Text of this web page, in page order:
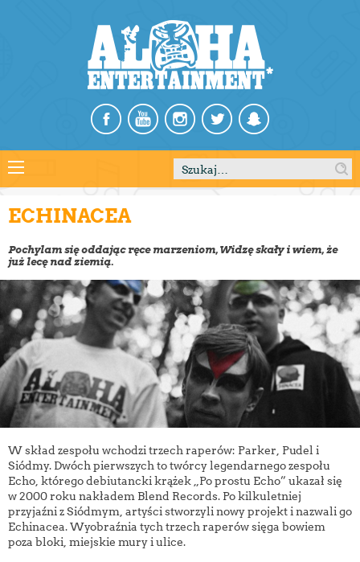
Szukaj:
ECHINACEA
Pochylam się oddając ręce marzeniom, Widzę skały i wiem, że
już lecę nad ziemią.
W skład zespołu wchodzi trzech raperów: Parker, Pudel i
Siódmy. Dwóch pierwszych to twórcy legendarnego zespołu
Echo, którego debiutancki krążek „Po prostu Echo” ukazał się
w 2000 roku nakładem Blend Records. Po kilkuletniej
przyjaźni z Siódmym, artyści stworzyli nowy projekt i nazwali go
Echinacea. Wyobraźnia tych trzech raperów sięga bowiem
poza bloki, miejskie mury i ulice.